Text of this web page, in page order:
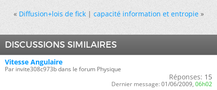
« Diffusion+lois de fick|capacité information et entropie »
DISCUSSIONS SIMILAIRES
Vitesse Angulaire
Par invite308c973b dans le forum Physique
Réponses: 15
Dernier message: 01/06/2009, 06h02